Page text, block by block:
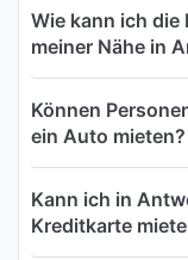
Wie kann ich
meiner Nähe in
Können
ein Auto mieten?
Kann ich in
Kreditkarte